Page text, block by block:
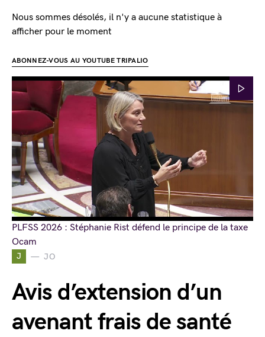
J JO
Avis d’extension d’un
avenant frais de santé
Nous sommes désolés, il n'y a aucune statistique à
afficher pour le moment
ABONNEZ-VOUS AU YOUTUBE TRIPALIO
PLFSS 2026 : Stéphanie Rist défend le principe de la taxe
Ocam